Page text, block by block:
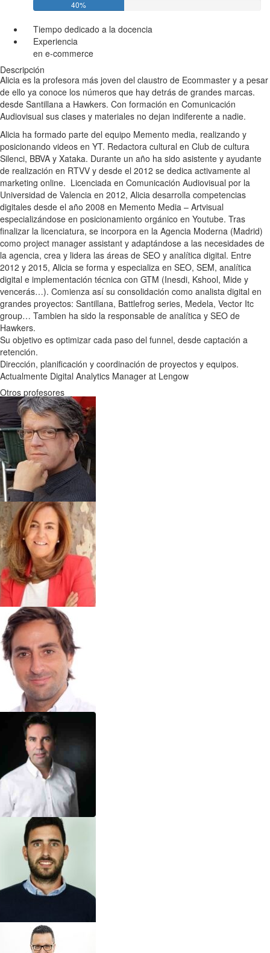
40%
Tiempo dedicado a la docencia
Experiencia
en e-commerce
Descripción
Alicia es la profesora más joven del claustro de Ecommaster y a pesar
de ello ya conoce los números que hay detrás de grandes marcas.
desde Santillana a Hawkers. Con formación en Comunicación
Audiovisual sus clases y materiales no dejan indiferente a nadie.
Alicia ha formado parte del equipo Memento media, realizando y
posicionando videos en YT. Redactora cultural en Club de cultura
Silenci, BBVA y Xataka. Durante un año ha sido asistente y ayudante
de realización en RTVV y desde el 2012 se dedica activamente al
marketing online. Licenciada en Comunicación Audiovisual por la
Universidad de Valencia en 2012, Alicia desarrolla competencias
digitales desde el año 2008 en Memento Media – Artvisual
especializándose en posicionamiento orgánico en Youtube. Tras
finalizar la licenciatura, se incorpora en la Agencia Moderna (Madrid)
como project manager assistant y adaptándose a las necesidades de
la agencia, crea y lidera las áreas de SEO y analítica digital. Entre
2012 y 2015, Alicia se forma y especializa en SEO, SEM, analítica
digital e implementación técnica con GTM (Inesdi, Kshool, Mide y
vencerás…). Comienza así su consolidación como analista digital en
grandes proyectos: Santillana, Battlefrog series, Medela, Vector Itc
group… Tambien ha sido la responsable de analítica y SEO de
Hawkers.
Su objetivo es optimizar cada paso del funnel, desde captación a
retención.
Dirección, planificación y coordinación de proyectos y equipos.
Actualmente Digital Analytics Manager at Lengow
Otros profesores